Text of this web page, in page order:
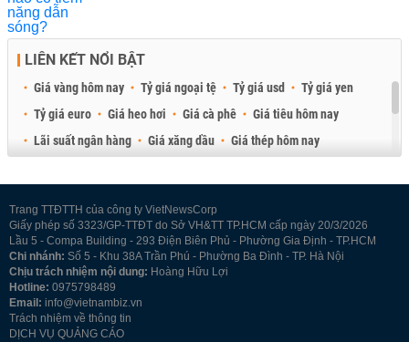
LIÊN KẾT NỔI BẬT
Giá vàng hôm nay Tỷ giá ngoại tệ Tỷ giá usd
Tỷ giá yen
Tỷ giá euro
Giá heo hơi Giá cà phê
Giá tiêu hôm nay
Lãi suất ngân hàng
Giá xăng dầu
Giá thép hôm nay
Trang TTĐTTH của công ty VietNewsCorp
Giấy phép số 3323/GP-TTĐT do Sở VH&TT TP.HCM cấp ngày 20/3/2026
Lầu 5 - Compa Building - 293 Điện Biên Phủ - Phường Gia Định - TP.HCM
Chi nhánh: Số 5 - Khu 38A Trần Phú - Phường Ba Đình - TP. Hà Nội
Chịu trách nhiệm nội dung: Hoàng Hữu Lợi
Hotline: 0975798489
Email: info@vietnambiz.vn
Trách nhiệm về thông tin
DỊCH VỤ QUẢNG CÁO